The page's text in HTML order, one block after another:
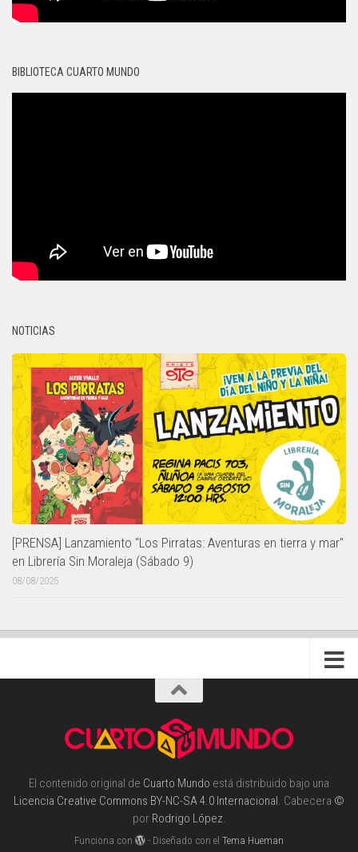
BIBLIOTECA CUARTO MUNDO
NOTICIAS
[PRENSA] Lanzamiento "Los Pirratas: Aventuras en tierra y mar"
en Librería Sin Moraleja (Sábado 9)
08/08/2025
El contenido original de Cuarto Mundo está distribuido bajo una
Licencia Creative Commons BY-NC-SA 4.0 Internacional. Cabecera ©
por Rodrigo López.
Funciona con - Diseñado con elTema Hueman